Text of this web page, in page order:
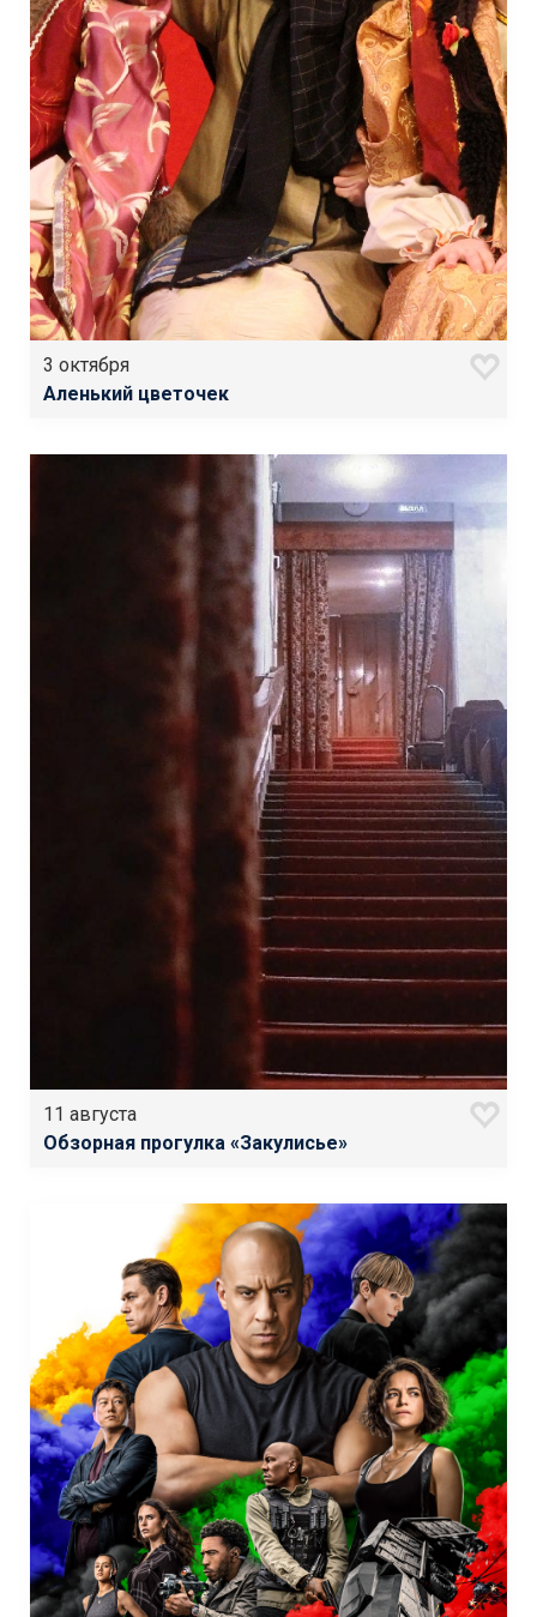
3 октября
Аленький цветочек
11 августа
Обзорная прогулка «Закулисье»